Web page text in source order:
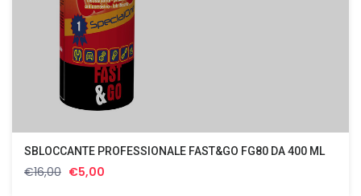
SBLOCCANTE PROFESSIONALE FAST&GO FG80 DA 400 ML
€16,00 Il€5,00